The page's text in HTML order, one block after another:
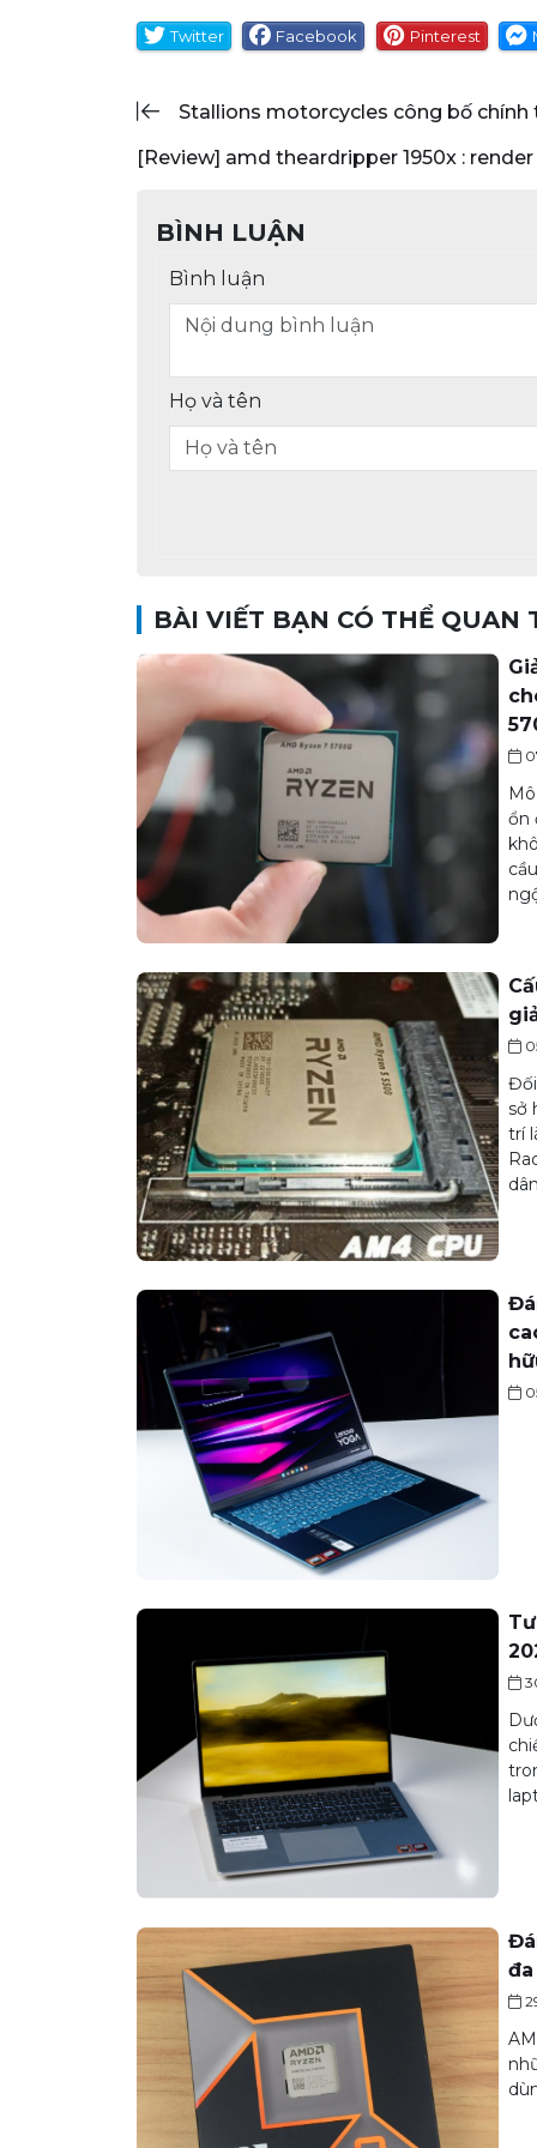
Twitter Facebook Pinterest
stallions motorcycles công bố
[review] amd theardripper 1950x :
BÌNH LUẬN
Bình luận
Họ và tên
BÀI VIẾT BẠN CÓ THỂ QUAN
ổn
Đối
sở
trí